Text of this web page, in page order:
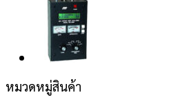
หมวดหมู่สินค้า